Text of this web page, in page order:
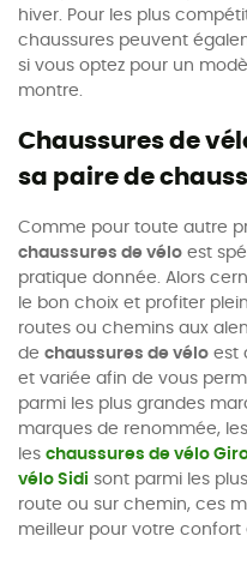
hiver. Pour les plus
chaussures peuvent
si vous optez pour un
montre.
Chaussures de
sa paire de
Comme pour toute autre
chaussures de vélo est
pratique donnée. Alors
le bon choix et profiter
routes ou chemins aux
de chaussures de vélo est
et variée afin de vous
parmi les plus grandes
marques de renommée, les
les chaussures de vélo
vélo Sidi sont parmi les
route ou sur chemin, ces
meilleur pour votre